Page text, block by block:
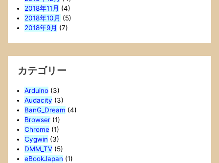
2018年11月 (4)
2018年10月 (5)
2018年9月 (7)
カテゴリー
Arduino(3)
Audacity (3)
BanG_Dream (4)
Browser(1)
Chrome(1)
Cygwin (3)
DMM_TV(5)
eBookJapan (1)